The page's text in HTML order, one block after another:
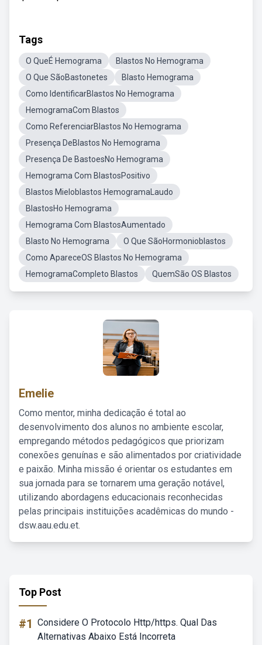
Tags
O QueÉ Hemograma
Blastos No Hemograma
O Que SãoBastonetes
Blasto Hemograma
Como IdentificarBlastos No Hemograma
HemogramaCom Blastos
Como ReferenciarBlastos No Hemograma
Presença DeBlastos No Hemograma
Presença De BastoesNo Hemograma
Hemograma Com BlastosPositivo
Blastos Mieloblastos HemogramaLaudo
BlastosHo Hemograma
Hemograma Com BlastosAumentado
Blasto No Hemograma
O Que SãoHormonioblastos
Como ApareceOS Blastos No Hemograma
HemogramaCompleto Blastos
QuemSão OS Blastos
Emelie
Como mentor, minha dedicação é total ao
desenvolvimento dos alunos no ambiente escolar,
empregando métodos pedagógicos que priorizam
conexões genuínas e são alimentados por criatividade
e paixão. Minha missão é orientar os estudantes em
sua jornada para se tornarem uma geração notável,
utilizando abordagens educacionais reconhecidas
pelas principais instituições acadêmicas do mundo -
dsw.aau.edu.et.
Top Post
#1 Considere O Protocolo Http/https. Qual Das
Alternativas Abaixo Está Incorreta